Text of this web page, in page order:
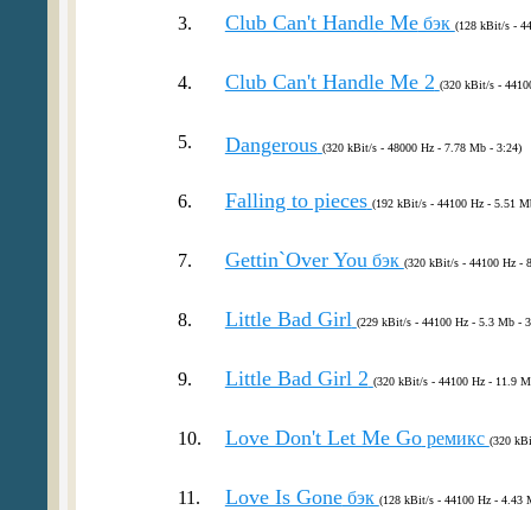
3. Club Can't Handle Meбэк (128 kBit/s -
4. Club Can't Handle Me 2 (320 kBit/s -
5. Dangerous (320 kBit/s - 48000 Hz - 7.78 Mb - 3:24)
6. Falling to pieces (192 kBit/s - 44100 Hz - 5.51
7. Gettin`Over You бэк (320 kBit/s - 44100 Hz -
8. Little Bad Girl (229 kBit/s - 44100 Hz - 5.3 Mb -
9. Little Bad Girl 2 (320 kBit/s - 44100 Hz - 11.9
10. Love Don't Let Me Goремикс (320
11. Love Is Goneбэк (128 kBit/s - 44100 Hz - 4.43